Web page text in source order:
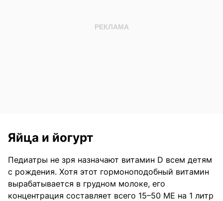
Яйца и йогурт
Педиатры не зря назначают витамин D всем детям
с рождения. Хотя этот гормоноподобный витамин
вырабатывается в грудном молоке, его
концентрация составляет всего 15–50 МЕ на 1 литр